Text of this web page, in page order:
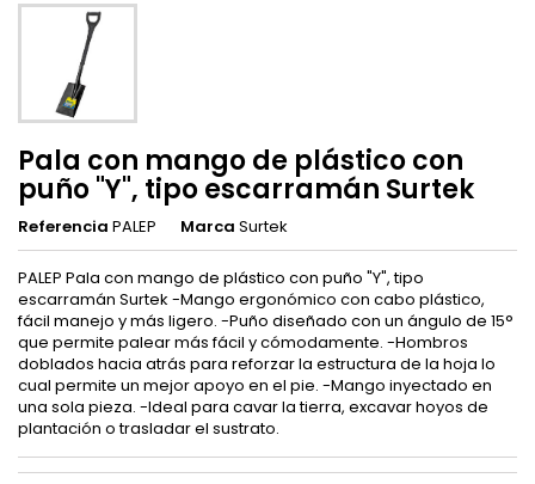
Pala con mango de plástico con
puño "Y", tipo escarramán Surtek
Referencia PALEP Marca Surtek
PALEP Pala con mango de plástico con puño "Y", tipo
escarramán Surtek -Mango ergonómico con cabo plástico,
fácil manejo y más ligero. -Puño diseñado con un ángulo de 15°
que permite palear más fácil y cómodamente. -Hombros
doblados hacia atrás para reforzar la estructura de la hoja lo
cual permite un mejor apoyo en el pie. -Mango inyectado en
una sola pieza. -Ideal para cavar la tierra, excavar hoyos de
plantación o trasladar el sustrato.